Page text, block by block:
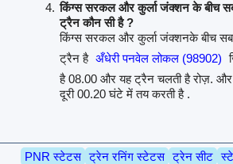
किंग्स सरकल और कुर्ला जंक्शन के बीच
ट्रैन कौन सी है ?
किंग्स सरकल और कुर्ला जंक्शनके बीच
ट्रैन है अँधेरी पनवेल लोकल (98902)
है 08.00 और यह ट्रैन चलती है रोज़. और
दूरी 00.20 घंटे में तय करती है .
PNR स्टेटस ट्रेन रनिंग स्टेटस ट्रेन सीट